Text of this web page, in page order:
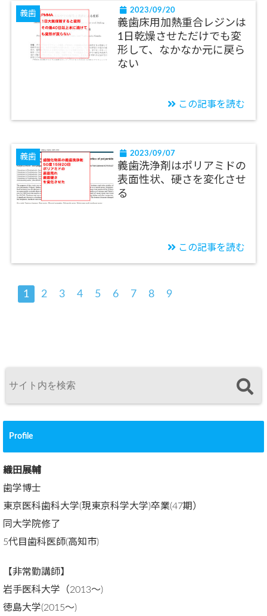
義歯 2023/09/20
義歯床用加熱重合レジンは
1日乾燥させただけでも変
形して、なかなか元に戻ら
ない
この記事を読む
義歯 2023/09/07
義歯洗浄剤はポリアミドの
表面性状、硬さを変化させ
る
この記事を読む
1 2 3 4 5 6 7 8 9
Profile
織田展輔
歯学博士
東京医科歯科大学(現東京科学大学)卒業(47期）
同大学院修了
5代目歯科医師(高知市)
【非常勤講師】
岩手医科大学（2013～)
徳島大学(2015～)